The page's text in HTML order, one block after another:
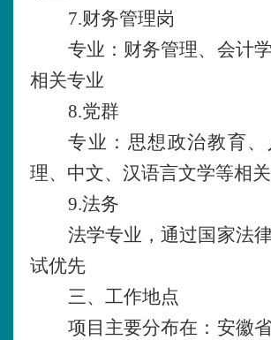
7.财务管理岗
专业：财务管理、会计
相关专业
8.党群
专业：思想政治教育
理、中文、汉语言文学等相
9.法务
法学专业，通过国家法
试优先
三、工作地点
项目主要分布在：安徽省